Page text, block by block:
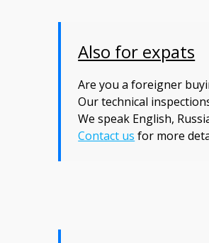
Also for expats
Are you a foreigner
Our technical
We speak English,
Contact us for more